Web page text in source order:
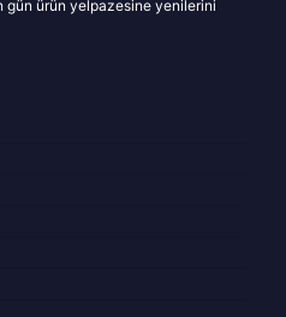
gün ürün yelpazesine yenilerini